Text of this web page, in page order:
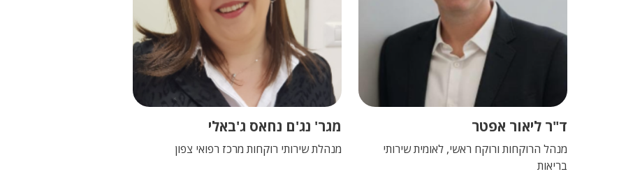
ד"ר ליאור אפטר
מנהל הרוקחות ורוקח ראשי, לאומית שירותי
בריאות
מגר' נג'ם נחאס ג'באלי
מנהלת שירותי רוקחות מרכז רפואי צפון